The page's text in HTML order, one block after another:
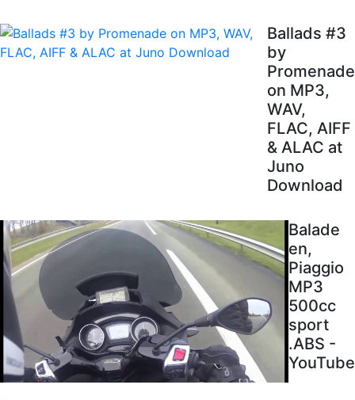
Ballads #3
by
Promenade
on MP3,
WAV,
FLAC, AIFF
& ALAC at
Juno
Download
Balade
en,
Piaggio
MP3
500cc
sport
.ABS -
YouTube